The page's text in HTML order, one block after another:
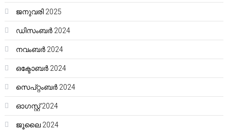
ജനുവരി 2025
ഡിസംബർ 2024
നവംബർ 2024
ഒക്ടോബർ 2024
സെപ്റ്റംബർ 2024
ഓഗസ്റ്റ്‌ 2024
ജൂലൈ 2024